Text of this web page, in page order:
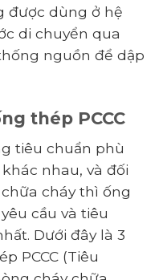
được dùng ở hệ
di chuyển qua
nguồn để dập
thép PCCC
tiêu chuẩn phù
nhau, và đối
cháy thì ống
cầu và tiêu
Dưới đây là 3
PCCC (Tiêu